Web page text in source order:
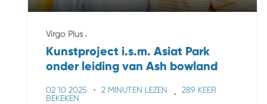
Virgo Plus
Kunstproject i.s.m. Asiat Park
onder leiding van Ash bowland
02 10 2025 2 MINUTEN LEZEN
289 KEER
BEKEKEN